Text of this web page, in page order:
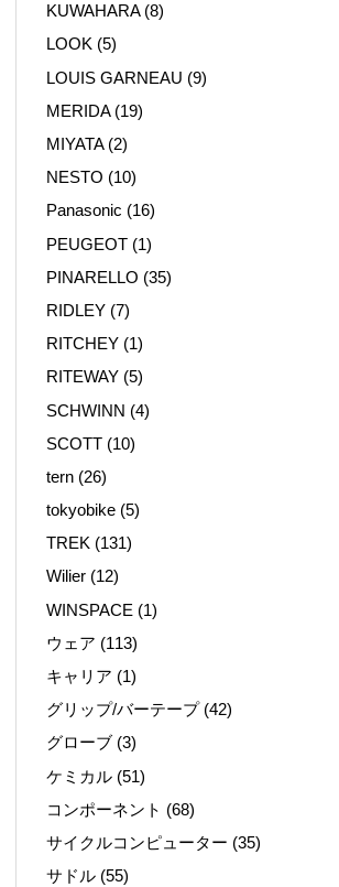
KUWAHARA(8)
LOOK (5)
LOUIS GARNEAU (9)
MERIDA(19)
MIYATA(2)
NESTO (10)
Panasonic (16)
PEUGEOT (1)
PINARELLO (35)
RIDLEY (7)
RITCHEY (1)
RITEWAY (5)
SCHWINN (4)
SCOTT (10)
tern (26)
tokyobike (5)
TREK (131)
Wilier (12)
WINSPACE (1)
ウェア (113)
キャリア (1)
グリップ/バーテープ(42)
グローブ (3)
ケミカル (51)
コンポーネント (68)
サイクルコンピューター (35)
サドル (55)